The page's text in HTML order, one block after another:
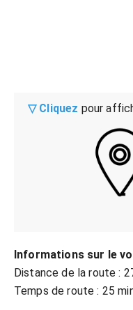
▽ Cliquez pour
Informations sur le
Distance de la route :
Temps de route : 25